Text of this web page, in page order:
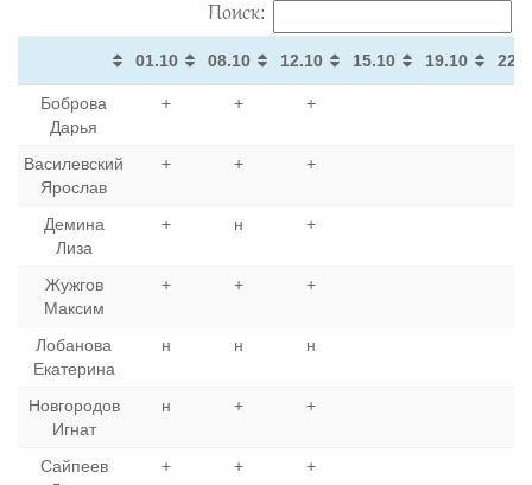
Поиск:
01.10 08.10 12.10 15.10 19.10
01.10
08.10 12.10
Боброва
Дарья
+ + +
Василевский
Ярослав
+ + +
Демина
Лиза
+ н +
Жужгов
Максим
+ + +
Лобанова
Екатерина
н н н
Новгородов
Игнат
н + +
Сайпеев
+ + +